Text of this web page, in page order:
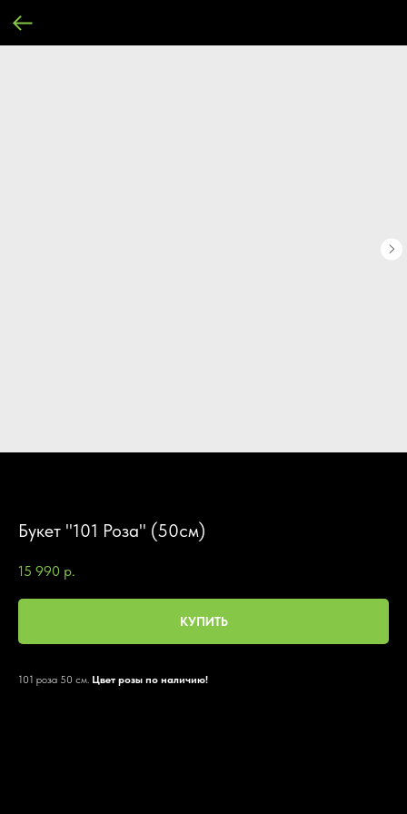
Букет "101 Роза" (50см)
15 990 р.
КУПИТЬ
101 роза 50 см. Цвет розы по наличию!